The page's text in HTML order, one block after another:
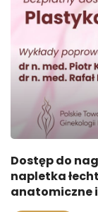
Dostęp do
napletka
anatomiczne